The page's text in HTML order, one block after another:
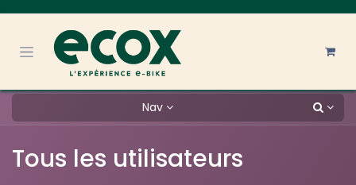
Nav
Tous les utilisateurs